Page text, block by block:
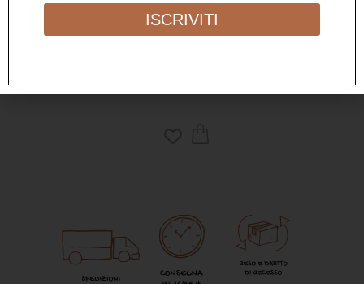
FLOWER CEDRO E BERGAMOTTO
69,00€
ISCRIVITI